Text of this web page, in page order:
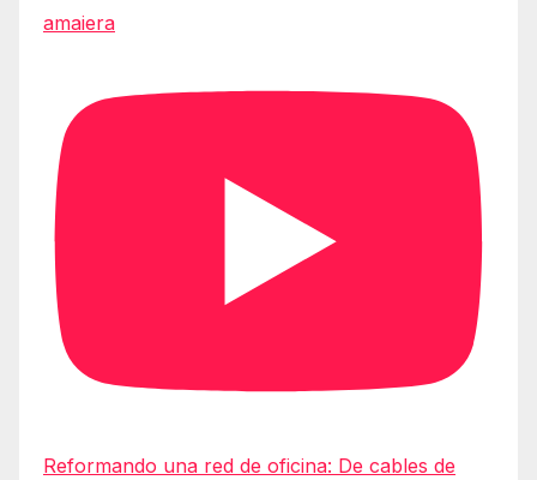
amaiera
Reformando una red de oficina: De cables de